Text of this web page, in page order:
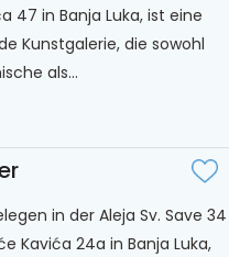
47 in Banja Luka, ist eine
Kunstgalerie, die sowohl
als...
in der Aleja Sv. Save 34
Kavića 24a in Banja Luka,